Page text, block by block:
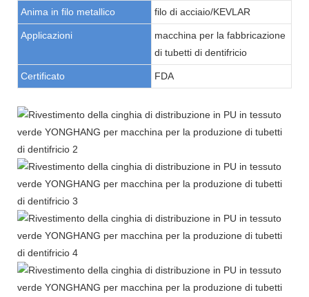
Anima in filo metallico filo di acciaio/KEVLAR
Applicazioni
macchina per la fabbricazione
di tubetti di dentifricio
Certificato FDA